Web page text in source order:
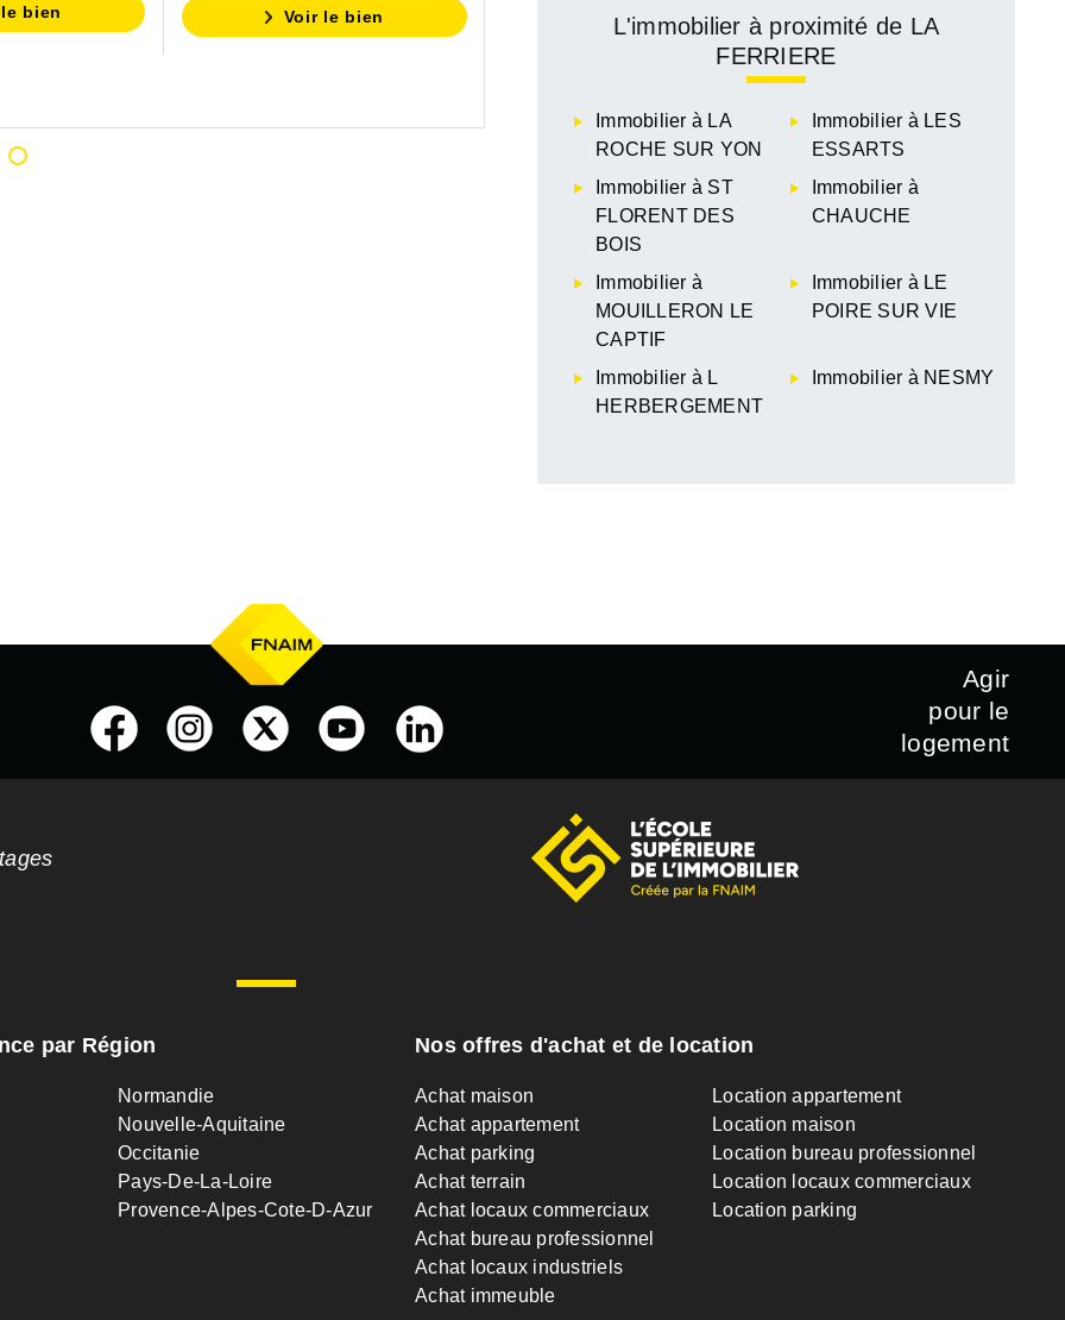
bien Voir le bien Voir le bien Voir le bien
L'immobilier à proximité de LA
FERRIERE
Immobilier à LA
ROCHE SUR YON
Immobilier à LES
ESSARTS
Immobilier à ST
FLORENT DES
BOIS
Immobilier à
CHAUCHE
Immobilier à
MOUILLERON LE
CAPTIF
Immobilier à LE
POIRE SUR VIE
Immobilier à L
HERBERGEMENT
Immobilier à NESMY
Agir
pour le
logement
par Région
Normandie
Nouvelle-Aquitaine
Occitanie
Pays-De-La-Loire
Provence-Alpes-Cote-D-Azur
Nos offres d'achat et de location
Achat maison
Achat appartement
Achat parking
Achat terrain
Achat locaux commerciaux
Achat bureau professionnel
Achat locaux industriels
Achat immeuble
Location appartement
Location maison
Location bureau professionnel
Location locaux commerciaux
Location parking